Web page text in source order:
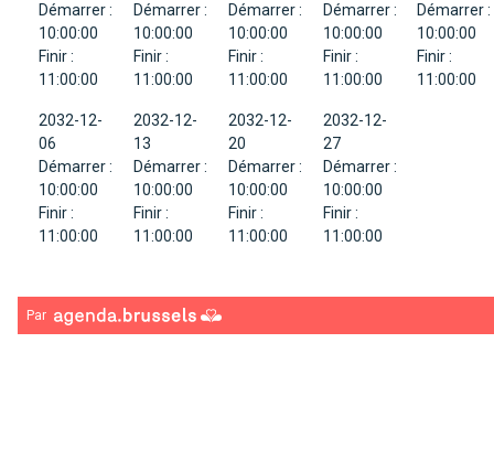
Démarrer :
10:00:00
Finir :
11:00:00
Démarrer :
10:00:00
Finir :
11:00:00
Démarrer :
10:00:00
Finir :
11:00:00
Démarrer :
10:00:00
Finir :
11:00:00
Démarrer :
10:00:00
Finir :
11:00:00
2032-12-
06
Démarrer :
10:00:00
Finir :
11:00:00
2032-12-
13
Démarrer :
10:00:00
Finir :
11:00:00
2032-12-
20
Démarrer :
10:00:00
Finir :
11:00:00
2032-12-
27
Démarrer :
10:00:00
Finir :
11:00:00
Par